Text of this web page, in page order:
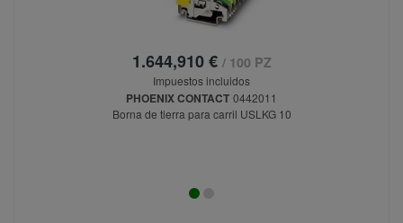
1.644,910 € / 100 PZ
Impuestos incluidos
PHOENIX CONTACT 0442011
Borna de tierra para carril USLKG 10